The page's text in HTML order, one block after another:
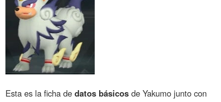
Esta es la ficha dedatos básicos de Yakumo junto con